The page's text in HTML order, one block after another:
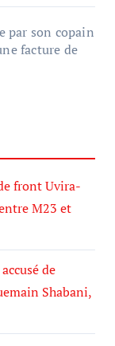
par son copain
facture de
front Uvira-
M23 et
de
Shabani,